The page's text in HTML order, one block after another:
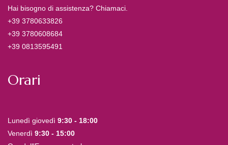
Hai bisogno di assistenza? Chiamaci.
+39 3780633826
+39 3780608684
+39 0813595491
Orari
Lunedì giovedì 9:30 - 18:00
Venerdì 9:30 - 15:00